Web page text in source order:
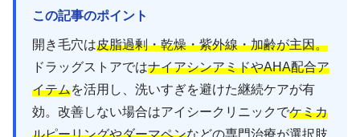
この記事のポイント
開き毛穴は皮脂過剰・乾燥・紫外線・加齢が主因。
ドラッグストアではナイアシンアミドやAHA配合ア
イテムを活用し、洗いすぎを避けた継続ケアが有
効。改善しない場合はアイシークリニックでケミカ